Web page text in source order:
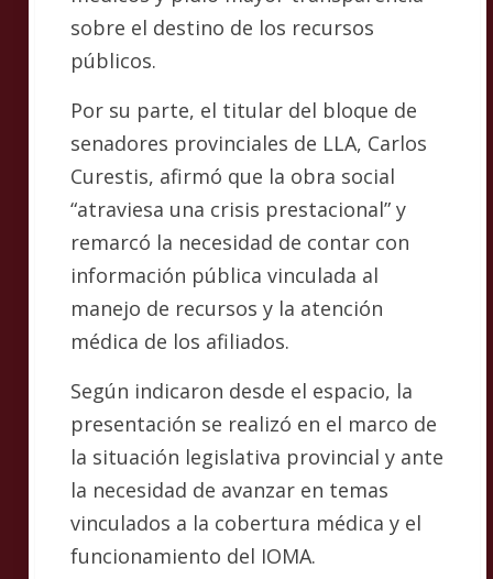
sobre el destino de los recursos
públicos.
Por su parte, el titular del bloque de
senadores provinciales de LLA, Carlos
Curestis, afirmó que la obra social
“atraviesa una crisis prestacional” y
remarcó la necesidad de contar con
información pública vinculada al
manejo de recursos y la atención
médica de los afiliados.
Según indicaron desde el espacio, la
presentación se realizó en el marco de
la situación legislativa provincial y ante
la necesidad de avanzar en temas
vinculados a la cobertura médica y el
funcionamiento del IOMA.